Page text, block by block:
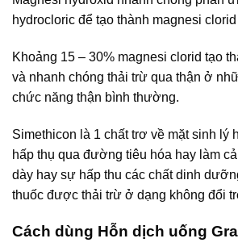
hydrocloric để tạo thành magnesi
Khoảng 15 – 30% magnesi clorid tạo
và nhanh chóng thải trừ qua thận ở
chức năng thận bình thường.
Simethicon là 1 chất trơ về mặt sinh lý
hấp thụ qua đường tiêu hóa hay làm
dày hay sự hấp thu các chất dinh
thuốc được thải trừ ở dạng không đổi
Cách dùng Hỗn dịch uống